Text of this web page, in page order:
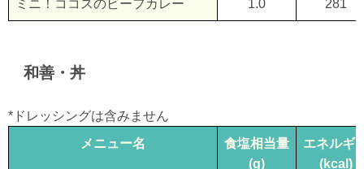
ミニ！ココスのビーフカレー 1.0 281
和善・丼
*ドレッシングは含みません
メニュー名
食塩相当量
(g)
エネルギ
(kcal)